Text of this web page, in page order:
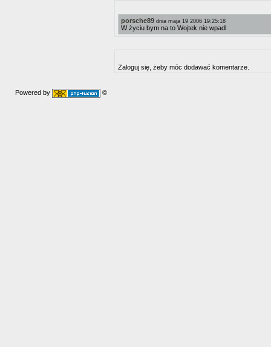
porsche89 dnia maja 19 2006 19:25:18
W życiu bym na to Wojtek nie wpadl
Zaloguj się, żeby móc dodawać komentarze.
Powered by ©